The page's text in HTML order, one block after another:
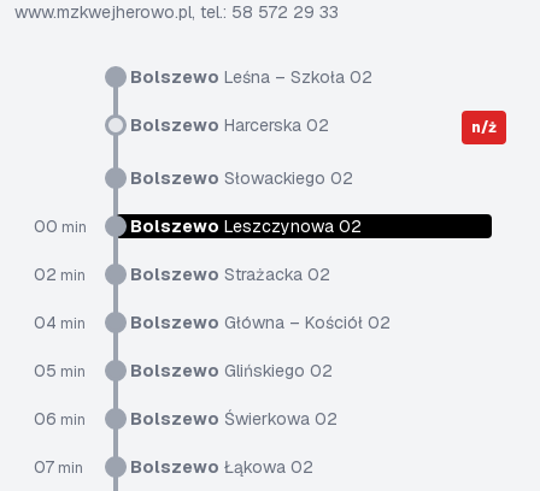
Bolszewo Leśna – Szkoła 02
Bolszewo Harcerska 02 n/ż
Bolszewo Słowackiego 02
00 min Bolszewo Leszczynowa 02
02 min Bolszewo Strażacka 02
04 min Bolszewo Główna – Kościół 02
05 min Bolszewo Glińskiego 02
06 min Bolszewo Świerkowa 02
07 min Bolszewo Łąkowa 02
www.mzkwejherowo.pl, tel.: 58 572 29 33